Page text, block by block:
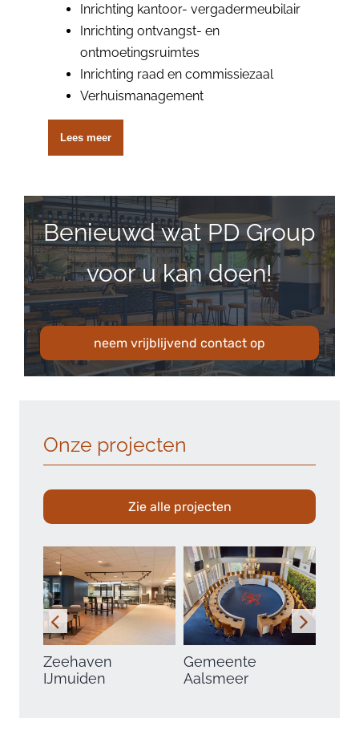
Inrichting kantoor- vergadermeubilair
Inrichting ontvangst- en
ontmoetingsruimtes
Inrichting raad en commissiezaal
Verhuismanagement
Lees meer
Benieuwd wat PD Group
voor u kan doen!
neem vrijblijvend contact op
Onze projecten
Zie alle projecten
Zeehaven
IJmuiden
Gemeente
Aalsmeer